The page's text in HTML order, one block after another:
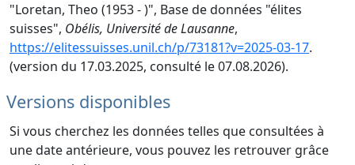
"Loretan, Theo (1953 - )", Base de données "élites
suisses", Obélis, Université de Lausanne,
https://elitessuisses.unil.ch/p/73181?v=2025-03-17.
(version du 17.03.2025, consulté le 07.08.2026).
Versions disponibles
Si vous cherchez les données telles que consultées à
une date antérieure, vous pouvez les retrouver grâce